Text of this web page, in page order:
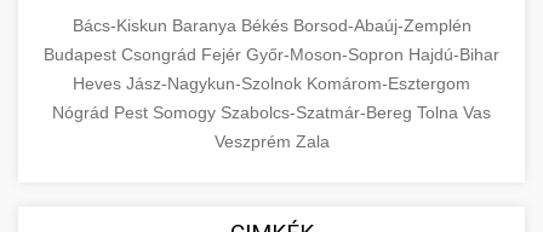
Bács-Kiskun Baranya Békés Borsod-Abaúj-Zemplén
Budapest Csongrád Fejér Győr-Moson-Sopron Hajdú-Bihar
Heves Jász-Nagykun-Szolnok Komárom-Esztergom
Nógrád Pest Somogy Szabolcs-Szatmár-Bereg Tolna Vas
Veszprém Zala